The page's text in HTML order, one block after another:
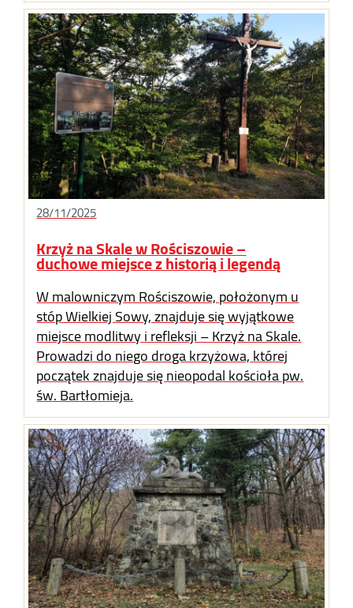
28/11/2025
Krzyż na Skale w Rościszowie –
duchowe miejsce z historią i legendą
W malowniczym Rościszowie, położonym u
stóp Wielkiej Sowy, znajduje się wyjątkowe
miejsce modlitwy i refleksji – Krzyż na Skale.
Prowadzi do niego droga krzyżowa, której
początek znajduje się nieopodal kościoła pw.
św. Bartłomieja.